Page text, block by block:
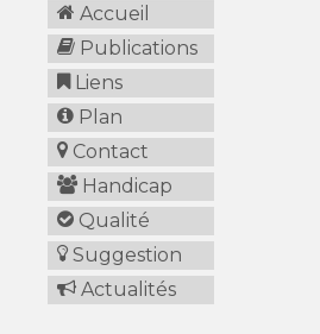
Accueil
Publications
Liens
Plan
Contact
Handicap
Qualité
Suggestion
Actualités